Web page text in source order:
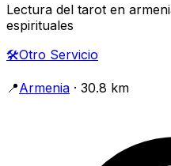
Lectura del tarot en
espirituales
🛠️Otro Servicio
📍Armenia · 30.8 km